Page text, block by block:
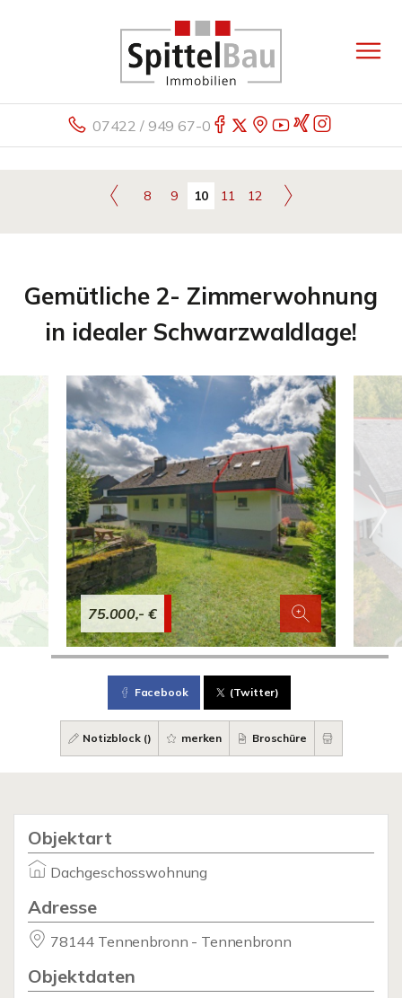
07422 / 949 67-0
8 9 10 11 12
Gemütliche 2- Zimmerwohnung
in idealer Schwarzwaldlage!
75.000,- €
Facebook (Twitter)
Notizblock () merken Broschüre
Objektart
Dachgeschosswohnung
Adresse
78144 Tennenbronn - Tennenbronn
Objektdaten